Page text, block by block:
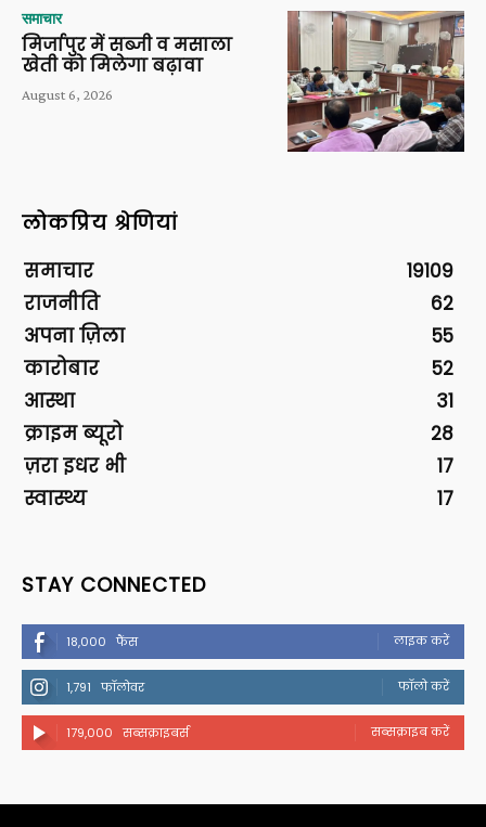
समाचार
मिर्जापुर में सब्जी व मसाला
खेती को मिलेगा बढ़ावा
August 6, 2026
लोकप्रिय श्रेणियां
समाचार
19109
राजनीति
62
अपना ज़िला
55
कारोबार
52
आस्था
31
क्राइम ब्यूरो
28
ज़रा इधर भी
17
स्वास्थ्य
17
STAY CONNECTED
18,000 फैंस लाइक करें
1,791 फॉलोवर फॉलो करें
179,000 सब्सक्राइबर्स सब्सक्राइब करें